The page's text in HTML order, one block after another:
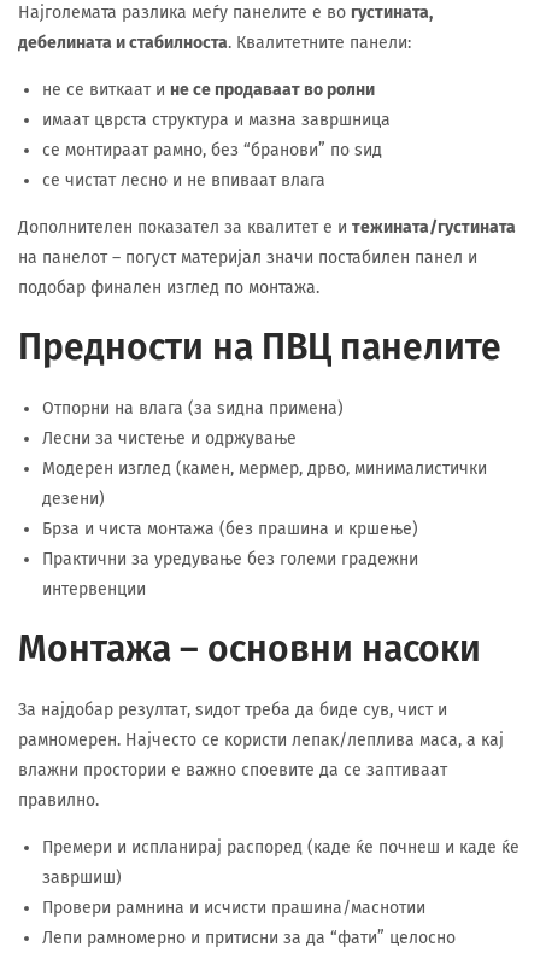
Најголемата разлика меѓу панелите е во густината,
дебелината и стабилноста. Квалитетните панели:
не се виткаат и не се продаваат во ролни
имаат цврста структура и мазна завршница
се монтираат рамно, без “бранови” по ѕид
се чистат лесно и не впиваат влага
Дополнителен показател за квалитет е и тежината/густината
на панелот – погуст материјал значи постабилен панел и
подобар финален изглед по монтажа.
Предности на ПВЦ панелите
Отпорни на влага (за ѕидна примена)
Лесни за чистење и одржување
Модерен изглед (камен, мермер, дрво, минималистички
дезени)
Брза и чиста монтажа (без прашина и кршење)
Практични за уредување без големи градежни
интервенции
Монтажа – основни насоки
За најдобар резултат, ѕидот треба да биде сув, чист и
рамномерен. Најчесто се користи лепак/леплива маса, а кај
влажни простории е важно споевите да се заптиваат
правилно.
Премери и испланирај распоред (каде ќе почнеш и каде ќе
завршиш)
Провери рамнина и исчисти прашина/маснотии
Лепи рамномерно и притисни за да “фати” целосно